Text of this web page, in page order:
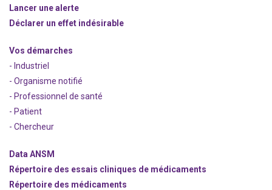
Lancer une alerte
Déclarer un effet indésirable
Vos démarches
- Industriel
- Organisme notifié
- Professionnel de santé
- Patient
- Chercheur
Data ANSM
Répertoire des essais cliniques de médicaments
Répertoire des médicaments